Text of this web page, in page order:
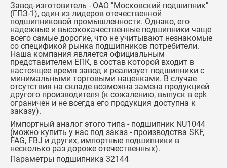
Завод-изготовитель - ОАО "Московский подшипник"
(ГПЗ-1), один из лидеров отечественной
подшипниковой промышленности. Однако, его
надежные и высококачественные подшипники чаще
всего самые дорогие, что не учитывают незнакомые
со спецификой рынка подшипников потребители.
Наша компания является официальным
представителем ЕПК, в состав которой входит в
настоящее время завод и реализует подшипники с
минимальными торговыми наценками. В случае
отсутствия на складе возможна замена продукцией
другого производителя (к сожалению, выпуск в epk
ограничен и не всегда его продукция доступна к
заказу).
Импортный аналог этого типа - подшипник NU1044
(можно купить у нас под заказ - производства SKF,
FAG, FBJ и других, импортные подшипники в
несколько раз дороже отечественных).
Параметры подшипника 32144